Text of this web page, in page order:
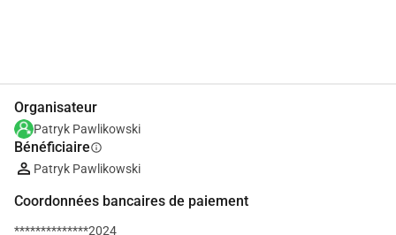
Organisateur
Patryk Pawlikowski
Bénéficiaireinfo
Patryk Pawlikowski
Coordonnées bancaires de paiement
**************2024